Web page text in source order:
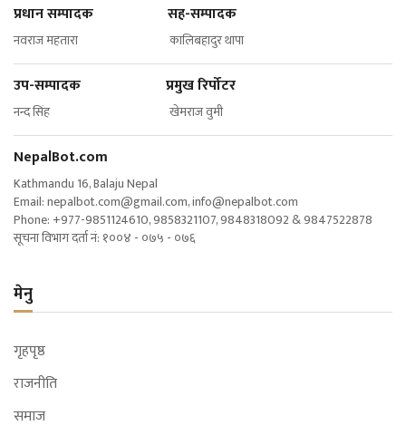
प्रधान सम्पादक सह-सम्पादक
नवराज महतारा कालिबहादुर थापा
उप-सम्पादक प्रमुख रिर्पोटर
नन्द सिंह खेमराज वुमी
NepalBot.com
Kathmandu 16, Balaju Nepal
Email:nepalbot.com@gmail.com,info@nepalbot.com
Phone: +977-9851124610, 9858321107, 9848318092 & 9847522878
सूचना विभाग दर्ता नं: १००४ - ०७५ - ०७६
मेनु
गृहपृष्ठ
राजनीति
समाज